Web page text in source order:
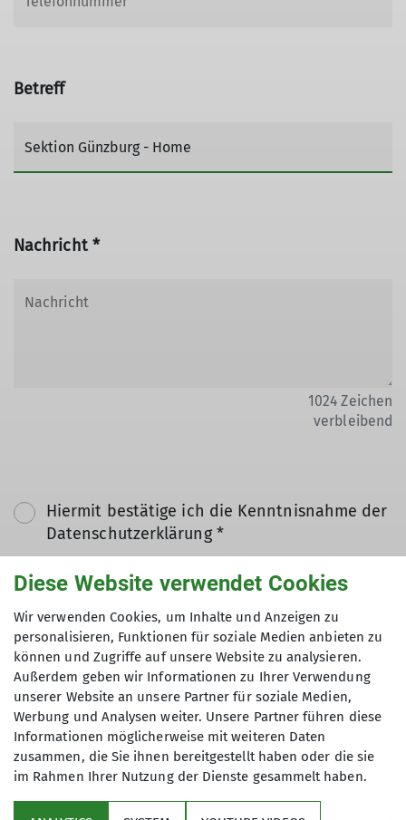
Betreff
Nachricht *
1024 Zeichen
verbleibend
Hiermit bestätige ich die Kenntnisnahme der
Datenschutzerklärung *
Hiermit erkläre ich mich einverstanden, dass
meine in das Kontaktformular eingegebenen
Daten elektronisch gesichert und zum Zweck
der Kontaktaufnahme verarbeitet und
genutzt werden. Mir ist bekannt, dass ich
meine Einwilligung jederzeit wiederrufen
kann. *
Mit (*) markierte Felder
sind Pflichtfelder
Diese Website verwendet Cookies
Wir verwenden Cookies, um Inhalte und Anzeigen zu
personalisieren, Funktionen für soziale Medien anbieten zu
können und Zugriffe auf unsere Website zu analysieren.
Außerdem geben wir Informationen zu Ihrer Verwendung
unserer Website an unsere Partner für soziale Medien,
Werbung und Analysen weiter. Unsere Partner führen diese
Informationen möglicherweise mit weiteren Daten
zusammen, die Sie ihnen bereitgestellt haben oder die sie
im Rahmen Ihrer Nutzung der Dienste gesammelt haben.